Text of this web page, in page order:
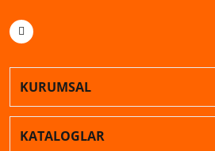
KURUMSAL
KATALOGLAR